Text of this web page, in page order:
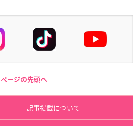
ページの先頭へ
記事掲載について